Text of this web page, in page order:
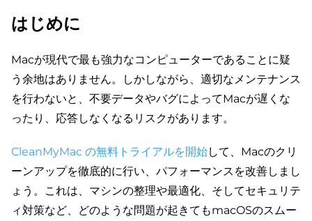
はじめに
Macが現代で最も強力なコンピューターであることに疑
う余地はありません。しかしながら、適切なメンテナンス
を行わないと、不要データやバグによってMacが遅くな
ったり、応答しなくなるリスクがあります。
CleanMyMac の無料トライアルを開始して、Macのクリ
ーンアップを徹底的に行い、パフォーマンスを改善しまし
ょう。これは、マシンの整理や最適化、そしてセキュリテ
ィ対策など、どのような問題が起きてもmacOSのスムー